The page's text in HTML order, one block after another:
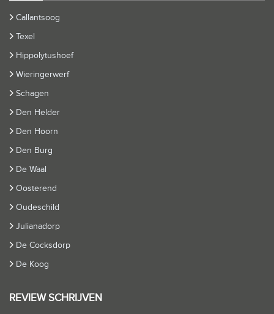
Callantsoog
Texel
Hippolytushoef
Wieringerwerf
Schagen
Den Helder
Den Hoorn
Den Burg
De Waal
Oosterend
Oudeschild
Julianadorp
De Cocksdorp
De Koog
REVIEW SCHRIJVEN